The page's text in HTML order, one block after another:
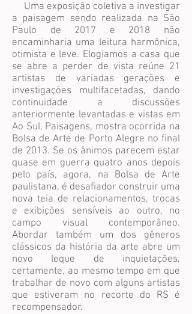
Uma exposição coletiva a investigar
a paisagem sendo realizada na São
Paulo de 2017 e 2018 não
encaminharia uma leitura harmônica,
otimista e leve. Elogiamos a casa que
se abre a perder de vista reúne 21
artistas de variadas gerações e
investigações multifacetadas, dando
continuidade a discussões
anteriormente levantadas e vistas em
Ao Sul, Paisagens, mostra ocorrida na
Bolsa de Arte de Porto Alegre no final
de 2013. Se os ânimos parecem estar
quase em guerra quatro anos depois
pelo país, agora, na Bolsa de Arte
paulistana, é desafiador construir uma
nova teia de relacionamentos, trocas
e exibições sensíveis ao outro, no
campo visual contemporâneo.
Abordar também um dos gêneros
clássicos da história da arte abre um
novo leque de inquietações,
certamente, ao mesmo tempo em que
trabalhar de novo com alguns artistas
que estiveram no recorte do RS é
recompensador.